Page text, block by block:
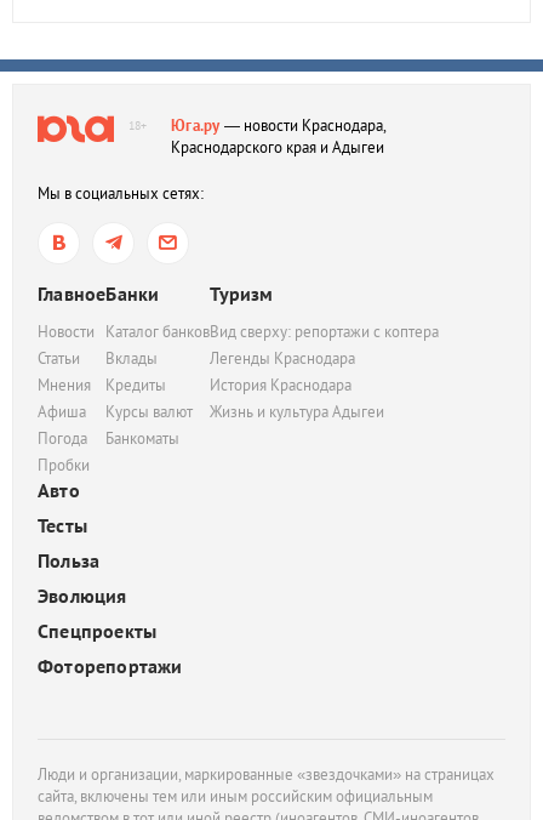
18+ Юга.ру— новости Краснодара,
Краснодарского края и Адыгеи
Мы в социальных сетях:
Главное
Новости
Статьи
Мнения
Афиша
Погода
Пробки
Банки
Каталог банков
Вклады
Кредиты
Курсы валют
Банкоматы
Туризм
Вид сверху: репортажи с коптера
Легенды Краснодара
История Краснодара
Жизнь и культура Адыгеи
Авто
Тесты
Польза
Эволюция
Спецпроекты
Фоторепортажи
Люди и организации, маркированные «звездочками» на страницах
сайта, включены тем или иным российским официальным